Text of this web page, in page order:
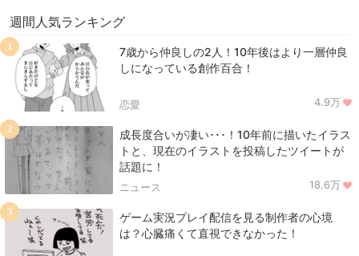
週間人気ランキング
7歳から仲良しの2人！10年後はより一層仲良
しになっている創作百合！
恋愛 4.9万
1
成長度合いが凄い･･･！10年前に描いたイラス
トと、現在のイラストを投稿したツイートが
話題に！
ニュース 18.6万
2
ゲーム実況プレイ配信を見る制作者の心境
は？心臓痛くて直視できなかった！
3